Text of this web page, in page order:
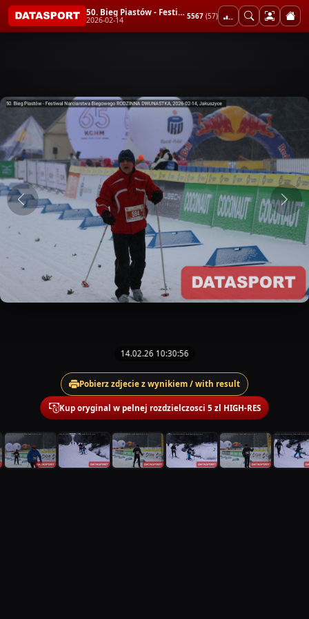
50. Bieg Piastów - Festiwal Narciarstwa Biegowego RODZINNA DWUNASTKA
2026-02-14 5567 (57)
14.02.26 10:30:56
Pobierz zdjecie z wynikiem / with result
Kup oryginal w pelnej rozdzielczosci 5 zl HIGH-RES